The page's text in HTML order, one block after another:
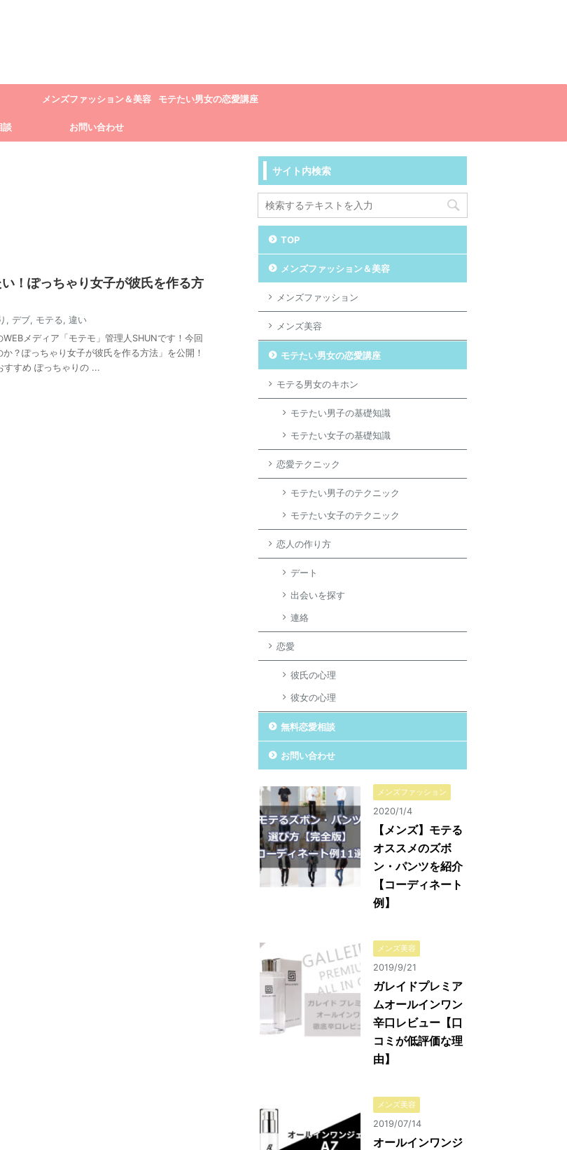
メンズファッション＆美容 モテたい男女の恋愛講座
談 お問い合わせ
！ぽっちゃり女子が彼氏を作る方
, デブ, モテる, 違い
メディア「モテモ」管理人SHUNです！今回
？ぽっちゃり女子が彼氏を作る方法」を公開！
すすめ ぽっちゃりの ...
サイト内検索
TOP
メンズファッション＆美容
メンズファッション
メンズ美容
モテたい男女の恋愛講座
モテる男女のキホン
モテたい男子の基礎知識
モテたい女子の基礎知識
恋愛テクニック
モテたい男子のテクニック
モテたい女子のテクニック
恋人の作り方
デート
出会いを探す
連絡
恋愛
彼氏の心理
彼女の心理
無料恋愛相談
お問い合わせ
メンズファッション
2020/1/4
【メンズ】モテる
オススメのズボ
ン・パンツを紹介
【コーディネート
例】
メンズ美容
2019/9/21
ガレイドプレミア
ムオールインワン
辛口レビュー【口
コミが低評価な理
由】
メンズ美容
2019/07/14
オールインワンジ